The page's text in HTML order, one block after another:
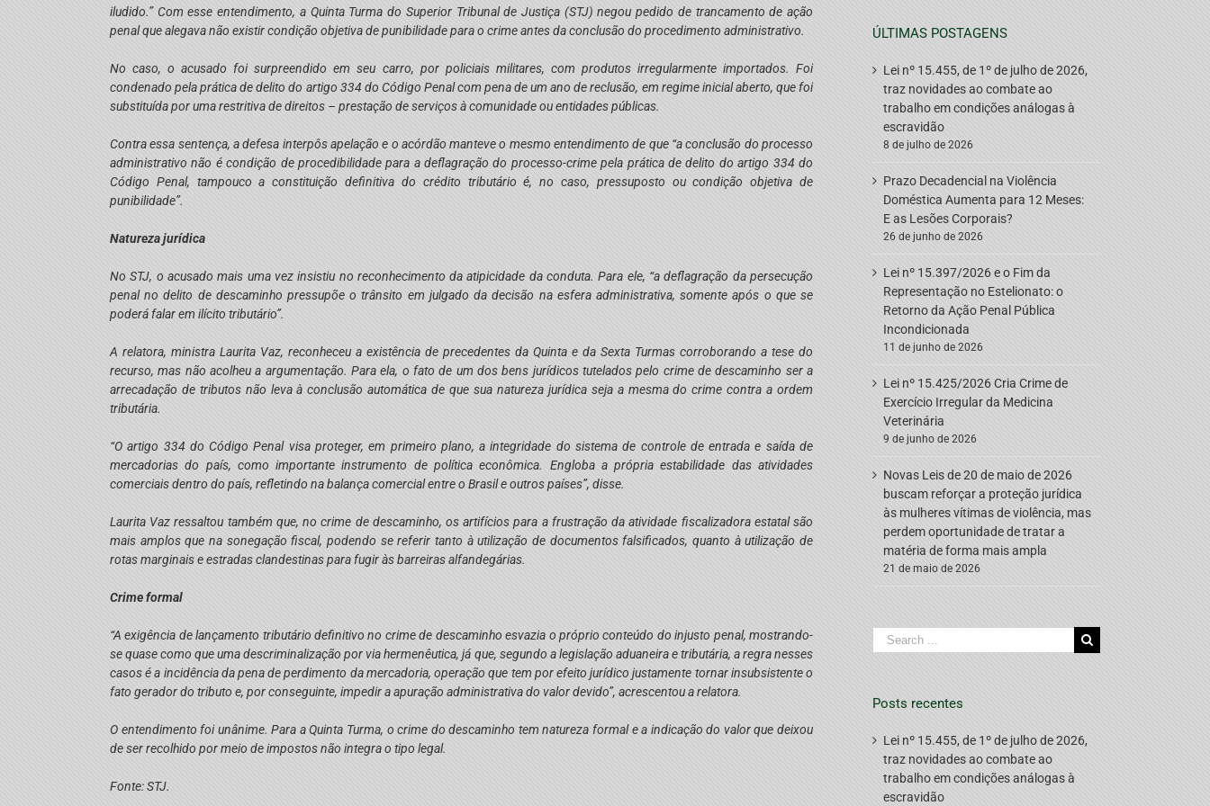
iludido.” Com esse entendimento, a Quinta Turma do Superior Tribunal de Justiça (STJ) negou pedido de trancamento de ação
penal que alegava não existir condição objetiva de punibilidade para o crime antes da conclusão do procedimento administrativo.
No caso, o acusado foi surpreendido em seu carro, por policiais militares, com produtos irregularmente importados. Foi
condenado pela prática de delito do artigo 334 do Código Penal com pena de um ano de reclusão, em regime inicial aberto, que foi
substituída por uma restritiva de direitos – prestação de serviços à comunidade ou entidades públicas.
Contra essa sentença, a defesa interpôs apelação e o acórdão manteve o mesmo entendimento de que “a conclusão do processo
administrativo não é condição de procedibilidade para a deflagração do processo-crime pela prática de delito do artigo 334 do
Código Penal, tampouco a constituição definitiva do crédito tributário é, no caso, pressuposto ou condição objetiva de
punibilidade”.
Natureza jurídica
No STJ, o acusado mais uma vez insistiu no reconhecimento da atipicidade da conduta. Para ele, “a deflagração da persecução
penal no delito de descaminho pressupõe o trânsito em julgado da decisão na esfera administrativa, somente após o que se
poderá falar em ilícito tributário”.
A relatora, ministra Laurita Vaz, reconheceu a existência de precedentes da Quinta e da Sexta Turmas corroborando a tese do
recurso, mas não acolheu a argumentação. Para ela, o fato de um dos bens jurídicos tutelados pelo crime de descaminho ser a
arrecadação de tributos não leva à conclusão automática de que sua natureza jurídica seja a mesma do crime contra a ordem
tributária.
“O artigo 334 do Código Penal visa proteger, em primeiro plano, a integridade do sistema de controle de entrada e saída de
mercadorias do país, como importante instrumento de política econômica. Engloba a própria estabilidade das atividades
comerciais dentro do país, refletindo na balança comercial entre o Brasil e outros países”, disse.
Laurita Vaz ressaltou também que, no crime de descaminho, os artifícios para a frustração da atividade fiscalizadora estatal são
mais amplos que na sonegação fiscal, podendo se referir tanto à utilização de documentos falsificados, quanto à utilização de
rotas marginais e estradas clandestinas para fugir às barreiras alfandegárias.
Crime formal
“A exigência de lançamento tributário definitivo no crime de descaminho esvazia o próprio conteúdo do injusto penal, mostrando-
se quase como que uma descriminalização por via hermenêutica, já que, segundo a legislação aduaneira e tributária, a regra nesses
casos é a incidência da pena de perdimento da mercadoria, operação que tem por efeito jurídico justamente tornar insubsistente o
fato gerador do tributo e, por conseguinte, impedir a apuração administrativa do valor devido”, acrescentou a relatora.
O entendimento foi unânime. Para a Quinta Turma, o crime do descaminho tem natureza formal e a indicação do valor que deixou
de ser recolhido por meio de impostos não integra o tipo legal.
Fonte: STJ.
ÚLTIMAS POSTAGENS
Lei nº 15.455, de 1º de julho de 2026,
traz novidades ao combate ao
trabalho em condições análogas à
escravidão
8 de julho de 2026
Prazo Decadencial na Violência
Doméstica Aumenta para 12 Meses:
E as Lesões Corporais?
26 de junho de 2026
Lei nº 15.397/2026 e o Fim da
Representação no Estelionato: o
Retorno da Ação Penal Pública
Incondicionada
11 de junho de 2026
Lei nº 15.425/2026 Cria Crime de
Exercício Irregular da Medicina
Veterinária
9 de junho de 2026
Novas Leis de 20 de maio de 2026
buscam reforçar a proteção jurídica
às mulheres vítimas de violência, mas
perdem oportunidade de tratar a
matéria de forma mais ampla
21 de maio de 2026
Search
for:
Posts recentes
Lei nº 15.455, de 1º de julho de 2026,
traz novidades ao combate ao
trabalho em condições análogas à
escravidão